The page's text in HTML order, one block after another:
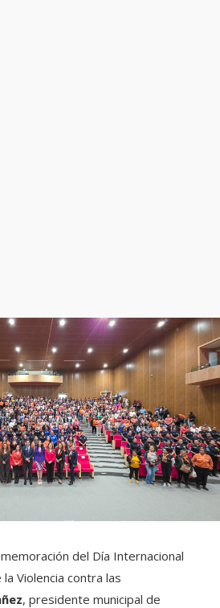
del Día Internacional
Violencia contra las
, presidente municipal de